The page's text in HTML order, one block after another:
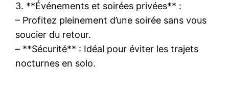
3. **Événements et soirées privées** :
– Profitez pleinement d’une soirée sans vous
soucier du retour.
– **Sécurité** : Idéal pour éviter les trajets
nocturnes en solo.